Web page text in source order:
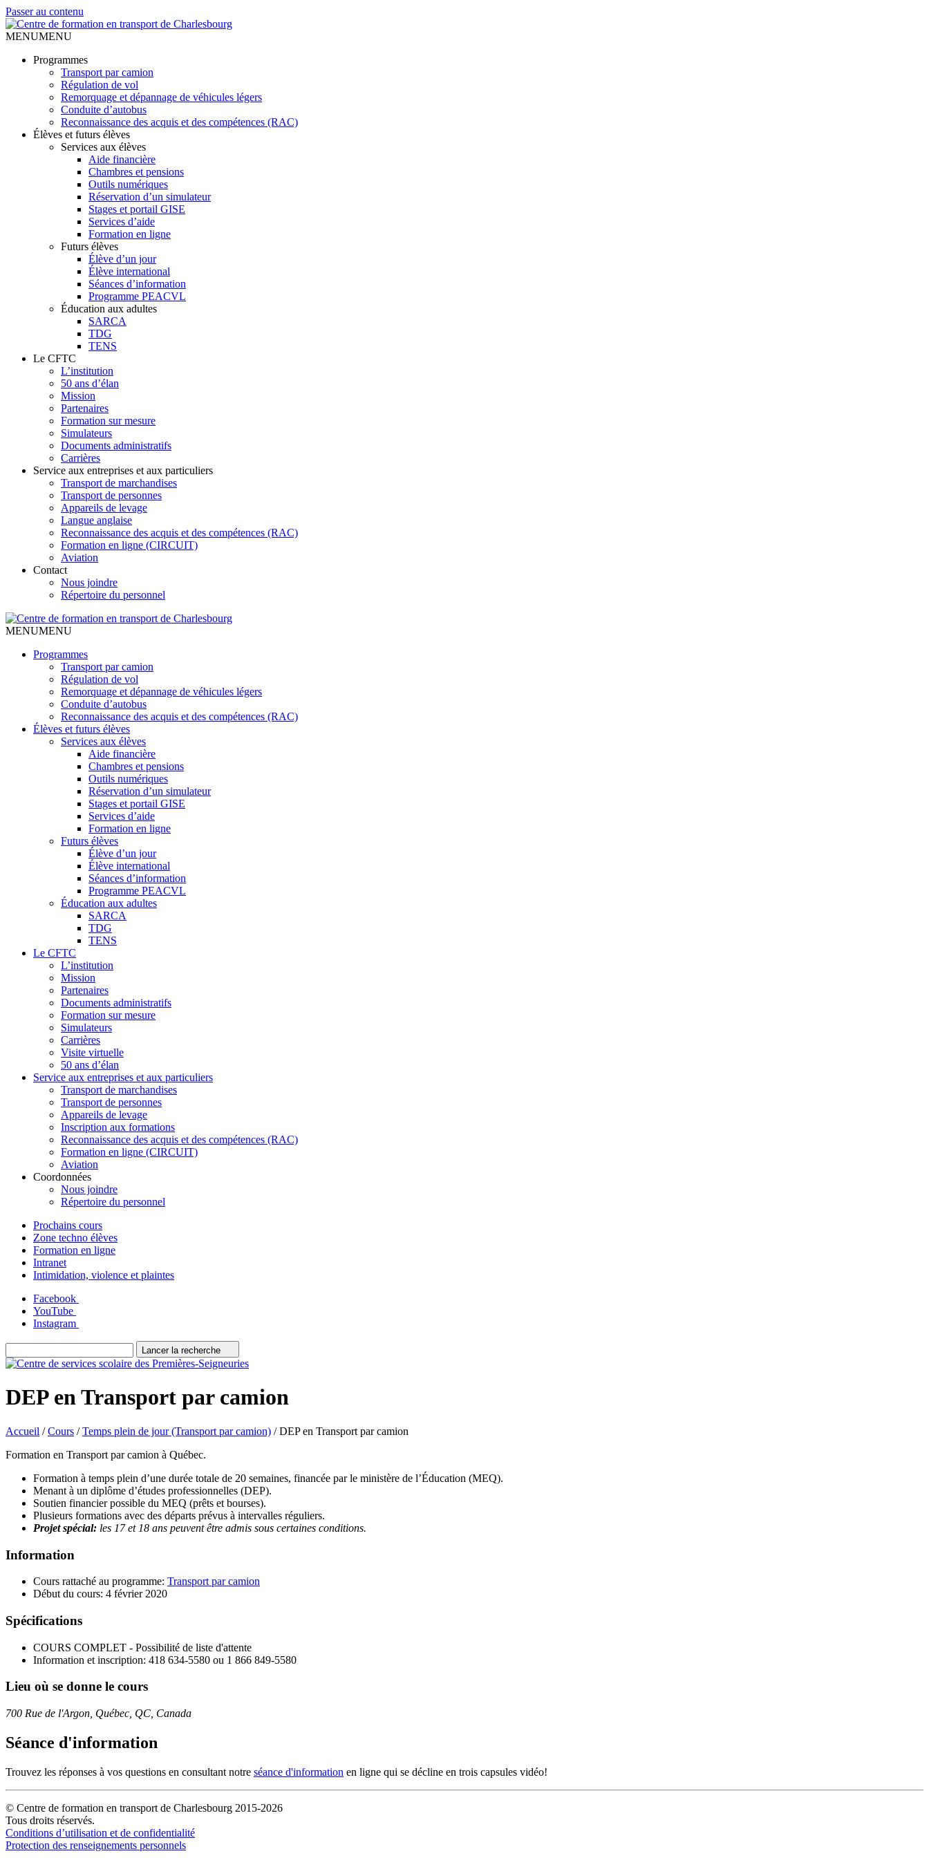
Passer au contenu
MENUMENU
Programmes
Transport par camion
Régulation de vol
Remorquage et dépannage de véhicules légers
Conduite d’autobus
Reconnaissance des acquis et des compétences (RAC)
Élèves et futurs élèves
Services aux élèves
Aide financière
Chambres et pensions
Outils numériques
Réservation d’un simulateur
Stages et portail GISE
Services d’aide
Formation en ligne
Futurs élèves
Élève d’un jour
Élève international
Séances d’information
Programme PEACVL
Éducation aux adultes
SARCA
TDG
TENS
Le CFTC
L’institution
50 ans d’élan
Mission
Partenaires
Formation sur mesure
Simulateurs
Documents administratifs
Carrières
Service aux entreprises et aux particuliers
Transport de marchandises
Transport de personnes
Appareils de levage
Langue anglaise
Reconnaissance des acquis et des compétences (RAC)
Formation en ligne (CIRCUIT)
Aviation
Contact
Nous joindre
Répertoire du personnel
MENUMENU
Programmes
Transport par camion
Régulation de vol
Remorquage et dépannage de véhicules légers
Conduite d’autobus
Reconnaissance des acquis et des compétences (RAC)
Élèves et futurs élèves
Services aux élèves
Aide financière
Chambres et pensions
Outils numériques
Réservation d’un simulateur
Stages et portail GISE
Services d’aide
Formation en ligne
Futurs élèves
Élève d’un jour
Élève international
Séances d’information
Programme PEACVL
Éducation aux adultes
SARCA
TDG
TENS
Le CFTC
L’institution
Mission
Partenaires
Documents administratifs
Formation sur mesure
Simulateurs
Carrières
Visite virtuelle
50 ans d’élan
Service aux entreprises et aux particuliers
Transport de marchandises
Transport de personnes
Appareils de levage
Inscription aux formations
Reconnaissance des acquis et des compétences (RAC)
Formation en ligne (CIRCUIT)
Aviation
Coordonnées
Nous joindre
Répertoire du personnel
Prochains cours
Zone techno élèves
Formation en ligne
Intranet
Intimidation, violence et plaintes
Facebook
YouTube
Instagram
Lancer la recherche
DEP en Transport par camion
Accueil /Cours /Temps plein de jour (Transport par camion) /DEP en Transport par camion
Formation en Transport par camion à Québec.
Formation à temps plein d’une durée totale de 20 semaines, financée par le ministère de l’Éducation (MEQ).
Menant à un diplôme d’études professionnelles (DEP).
Soutien financier possible du MEQ (prêts et bourses).
Plusieurs formations avec des départs prévus à intervalles réguliers.
Projet spécial: les 17 et 18 ans peuvent être admis sous certaines conditions.
Information
Cours rattaché au programme: Transport par camion
Début du cours: 4 février 2020
Spécifications
COURS COMPLET - Possibilité de liste d'attente
Information et inscription: 418 634-5580 ou 1 866 849-5580
Lieu où se donne le cours
700 Rue de l'Argon, Québec, QC, Canada
Séance d'information
Trouvez les réponses à vos questions en consultant notre séance d'information en ligne qui se décline en trois capsules vidéo!
© Centre de formation en transport de Charlesbourg 2015-2026
Tous droits réservés.
Conditions d’utilisation et de confidentialité
Protection des renseignements personnels